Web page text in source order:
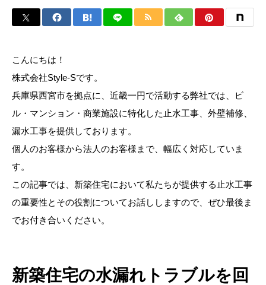
こんにちは！
株式会社Style-Sです。
兵庫県西宮市を拠点に、近畿一円で活動する弊社では、ビ
ル・マンション・商業施設に特化した止水工事、外壁補修、
漏水工事を提供しております。
個人のお客様から法人のお客様まで、幅広く対応していま
す。
この記事では、新築住宅において私たちが提供する止水工事
の重要性とその役割についてお話ししますので、ぜひ最後ま
でお付き合いください。
新築住宅の水漏れトラブルを回